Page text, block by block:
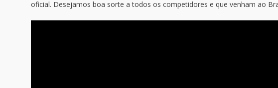
oficial. Desejamos boa sorte a todos os competidores e que venham ao